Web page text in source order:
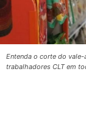
Entenda o corte do
trabalhadores CLT em